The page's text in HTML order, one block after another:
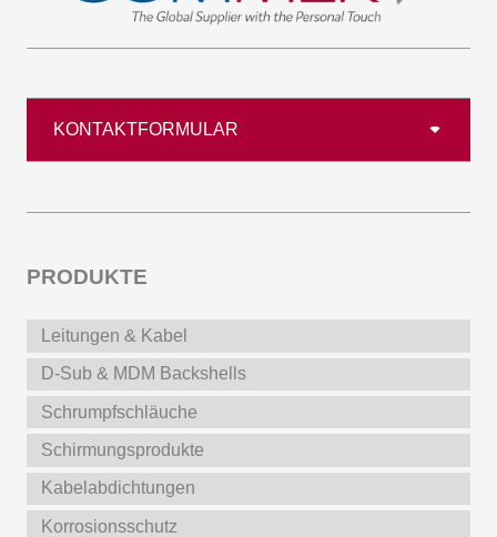
KONTAKTFORMULAR
PRODUKTE
Leitungen & Kabel
D-Sub & MDM Backshells
Schrumpfschläuche
Schirmungsprodukte
Kabelabdichtungen
Korrosionsschutz